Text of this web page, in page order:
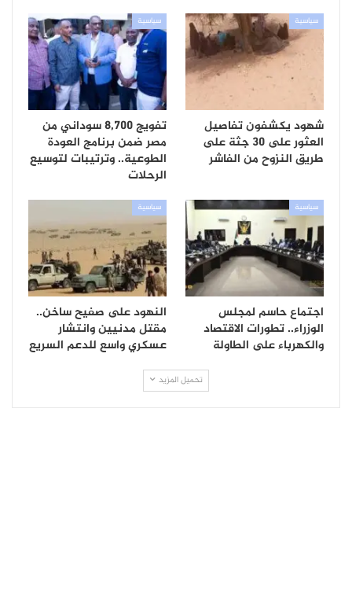
سياسية
شهود يكشفون تفاصيل
العثور على 30 جثة على
طريق النزوح من الفاشر
سياسية
تفويج 8,700 سوداني من
مصر ضمن برنامج العودة
الطوعية.. وترتيبات لتوسيع
الرحلات
سياسية
اجتماع حاسم لمجلس
الوزراء.. تطورات الاقتصاد
والكهرباء على الطاولة
سياسية
النهود على صفيح ساخن..
مقتل مدنيين وانتشار
عسكري واسع للدعم السريع
تحميل المزيد